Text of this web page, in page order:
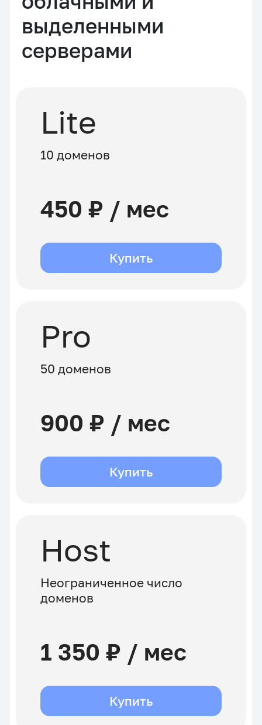
выделенными
серверами
Lite
10 доменов
450 ₽ / мес
Купить
Pro
50 доменов
900 ₽ / мес
Купить
Host
Неограниченное число
доменов
1 350 ₽ / мес
Купить